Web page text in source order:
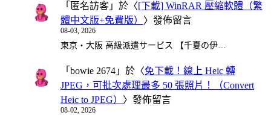
「 匿名訪客 」於〈[下載] WinRAR 壓縮軟體（繁
體中文版+免費版） 〉發佈留言
08-03, 2026
東京・大阪 高級派遣サービス 【千夏の伊…
「 bowie 2674 」於〈免下載！線上 Heic 轉
JPEG，可批次處理最多 50 張照片！（Convert
Heic to JPEG） 〉發佈留言
08-02, 2026